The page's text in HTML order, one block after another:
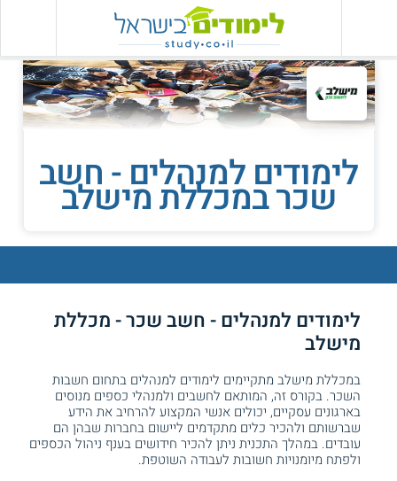
לימודים למנהלים - חשב
שכר במכללת מישלב
לימודים למנהלים - חשב שכר - מכללת
מישלב
במכללת מישלב מתקיימים לימודים למנהלים בתחום חשבות
השכר. בקורס זה, המותאם לחשבים ולמנהלי כספים מנוסים
בארגונים עסקיים, יכולים אנשי המקצוע להרחיב את הידע
שברשותם ולהכיר כלים מתקדמים ליישום בחברות שבהן הם
עובדים. במהלך התכנית ניתן להכיר חידושים בענף ניהול הכספים
ולפתח מיומנויות חשובות לעבודה השוטפת.